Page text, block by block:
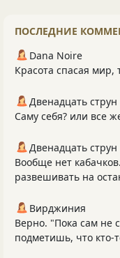
ПОСЛЕДНИЕ
Dana Noire
Красота спасая мир,
Двенадцать струн
Саму себя? или все
Двенадцать струн
Вообще нет
развешивать на
Вирджиния
Верно. "Пока сам не
подметишь, что кто-